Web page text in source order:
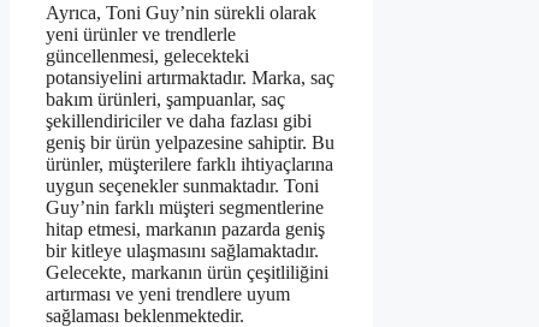
Ayrıca, Toni Guy’nin sürekli olarak
yeni ürünler ve trendlerle
güncellenmesi, gelecekteki
potansiyelini artırmaktadır. Marka, saç
bakım ürünleri, şampuanlar, saç
şekillendiriciler ve daha fazlası gibi
geniş bir ürün yelpazesine sahiptir. Bu
ürünler, müşterilere farklı ihtiyaçlarına
uygun seçenekler sunmaktadır. Toni
Guy’nin farklı müşteri segmentlerine
hitap etmesi, markanın pazarda geniş
bir kitleye ulaşmasını sağlamaktadır.
Gelecekte, markanın ürün çeşitliliğini
artırması ve yeni trendlere uyum
sağlaması beklenmektedir.